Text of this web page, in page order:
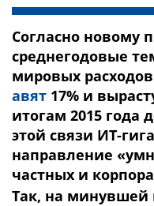
Согласно новому
среднегодовые
мировых
авят 17% и
итогам 2015 года
этой связи ИТ-
направление
частных и
Так, на минувшей